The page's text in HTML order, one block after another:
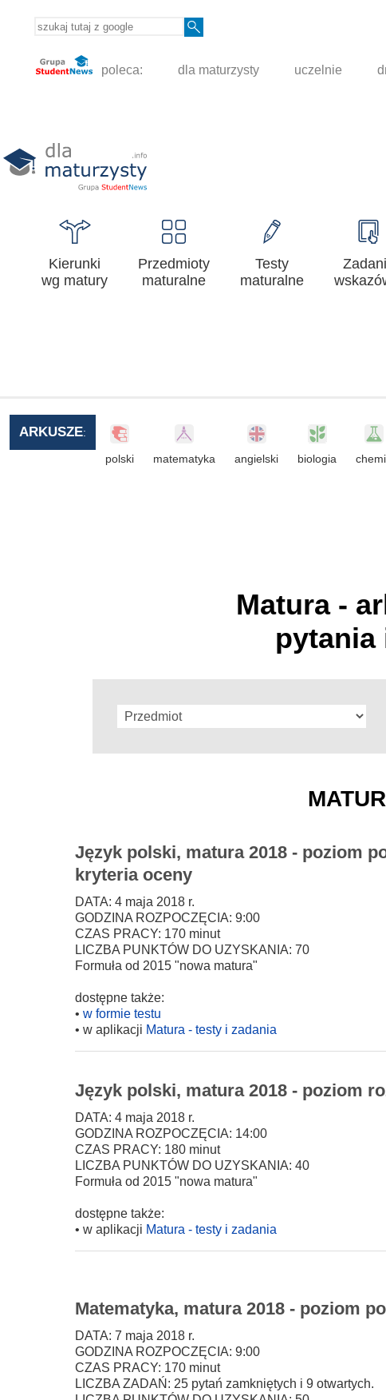
poleca: dla maturzysty uczelnie
Kierunki
wg matury
Przedmioty
maturalne
Testy
maturalne
ARKUSZE:
polski matematyka angielski biologia
Matura -
pytania
Język polski, matura 2018 - poziom
kryteria oceny
DATA: 4 maja 2018 r.
GODZINA ROZPOCZĘCIA: 9:00
CZAS PRACY: 170 minut
LICZBA PUNKTÓW DO UZYSKANIA: 70
Formuła od 2015 "nowa matura"
dostępne także:
• w formie testu
• w aplikacji Matura - testy i zadania
Język polski, matura 2018 - poziom
DATA: 4 maja 2018 r.
GODZINA ROZPOCZĘCIA: 14:00
CZAS PRACY: 180 minut
LICZBA PUNKTÓW DO UZYSKANIA: 40
Formuła od 2015 "nowa matura"
dostępne także:
• w aplikacji Matura - testy i zadania
Matematyka, matura 2018 - poziom
DATA: 7 maja 2018 r.
GODZINA ROZPOCZĘCIA: 9:00
CZAS PRACY: 170 minut
LICZBA ZADAŃ: 25 pytań zamkniętych i 9 otwartych.